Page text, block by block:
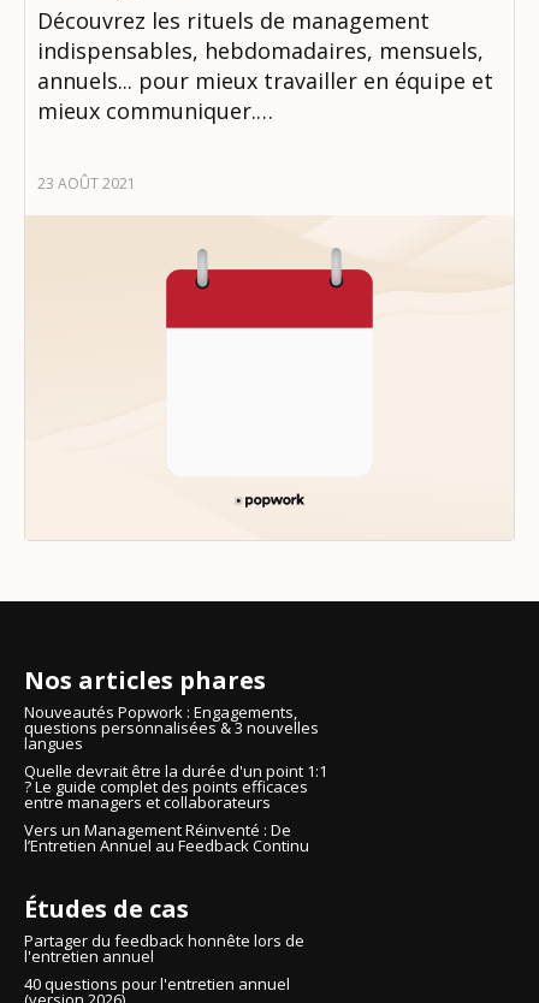
Découvrez les rituels de management
indispensables, hebdomadaires, mensuels,
annuels... pour mieux travailler en équipe et
mieux communiquer.…
23 AOÛT 2021
Nos articles phares
Nouveautés Popwork : Engagements,
questions personnalisées & 3 nouvelles
langues
Quelle devrait être la durée d'un point 1:1
? Le guide complet des points efficaces
entre managers et collaborateurs
Vers un Management Réinventé : De
l’Entretien Annuel au Feedback Continu
Études de cas
Partager du feedback honnête lors de
l'entretien annuel
40 questions pour l'entretien annuel